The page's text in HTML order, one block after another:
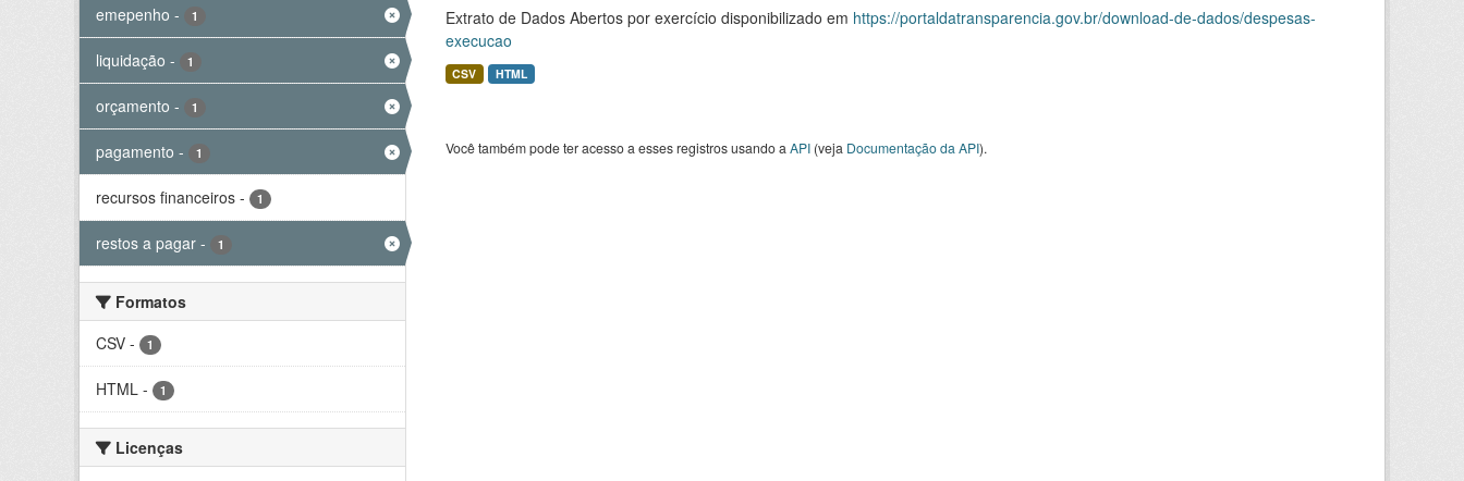
emepenho - 1
liquidação - 1
orçamento - 1
pagamento - 1
recursos financeiros - 1
restos a pagar - 1
Formatos
CSV - 1
HTML - 1
Licenças
Extrato de Dados Abertos por exercício disponibilizado em https://portaldatransparencia.gov.br/download-de-dados/despesas-
execucao
CSV HTML
Você também pode ter acesso a esses registros usando a API(veja Documentação da API).